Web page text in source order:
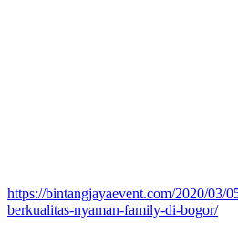
https://bintangjayaevent.com/2020/03/
berkualitas-nyaman-family-di-bogor/